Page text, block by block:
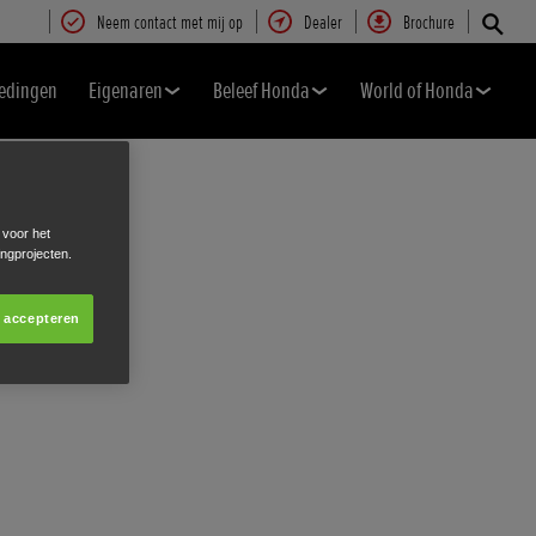
Neem contact met mij op Dealer Brochure
Eigenaren Beleef Honda World of Honda
voor het